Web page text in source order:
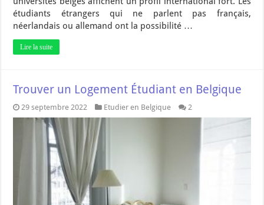
étudiants étrangers qui ne parlent pas français,
néerlandais ou allemand ont la possibilité …
Lire la suite
Trouver un Logement Étudiant en Belgique
29 septembre 2022 Etudier en Belgique 2